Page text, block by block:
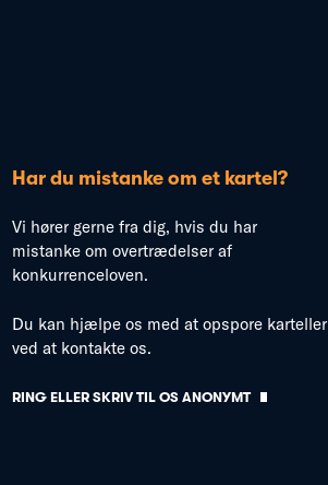
Har du mistanke om et kartel?
Vi hører gerne fra dig, hvis du har
mistanke om overtrædelser af
konkurrenceloven.
Du kan hjælpe os med at opspore karteller
ved at kontakte os.
RING ELLER SKRIV TIL OS ANONYMT